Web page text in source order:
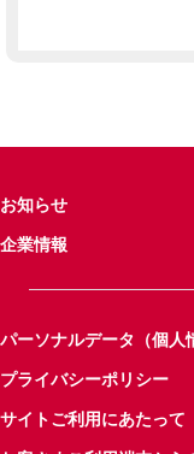
お知らせ
企業情報
パーソナルデータ（個人
プライバシーポリシー
サイトご利用にあたって